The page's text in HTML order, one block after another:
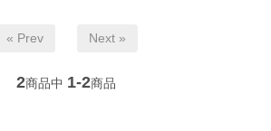
« Prev Next »
2商品中 1-2商品